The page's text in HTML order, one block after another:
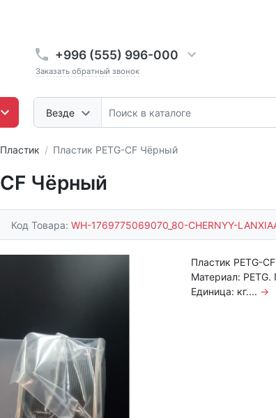
+996 (555) 996-000
Заказать обратный звонок
Везде
Пластик Пластик PETG-CF Чёрный
Чёрный
Код Товара: WH-1769775069070_80-CHERNYY-
Пластик PETG-
Материал: PETG.
Единица: кг.... →